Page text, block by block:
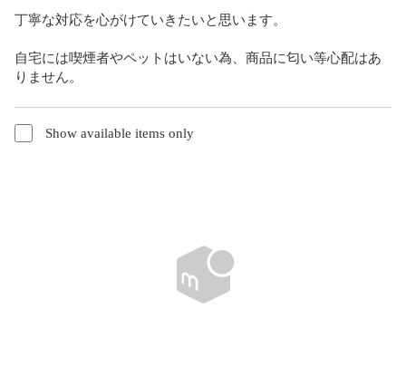
丁寧な対応を心がけていきたいと思います。
自宅には喫煙者やペットはいない為、商品に匂い等心配はあ
りません。
Show available items only